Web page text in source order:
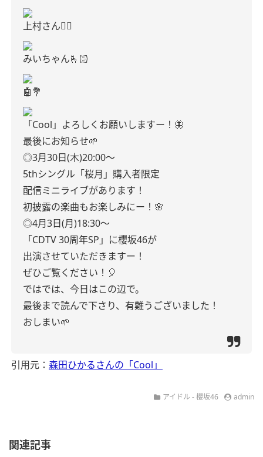
上村さん✌🏻
みいちゃん🫰🏻
🤖💐
「Cool」よろしくお願いしますー！🦋
最後にお知らせ🌱
◎3月30日(木)20:00〜
5thシングル「桜月」購入者限定
配信ミニライブがあります！
初披露の楽曲もお楽しみにー！🌸
◎4月3日(月)18:30〜
「CDTV 30周年SP」に櫻坂46が
出演させていただきますー！
ぜひご覧ください！🎈
ではでは、今日はこの辺で。
最後まで読んで下さり、有難うございました！
おしまい🌱
引用元： 森田ひかるさんの「Cool」
アイドル - 櫻坂46 admin
関連記事